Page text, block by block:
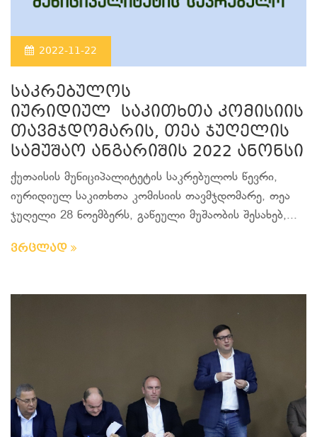
2022-11-22
საკრებულოს
იურიდიულ საკითხთა კომისიის
თავმჯდომარის, თეა ჯუღელის
სამუშაო ანგარიშის 2022 ანონსი
ქუთაისის მუნიციპალიტეტის საკრებულოს წევრი,
იურიდიულ საკითხთა კომისიის თავმჯდომარე, თეა
ჯუღელი 28 ნოემბერს, გაწეული მუშაობის შესახებ,...
ვრცლად